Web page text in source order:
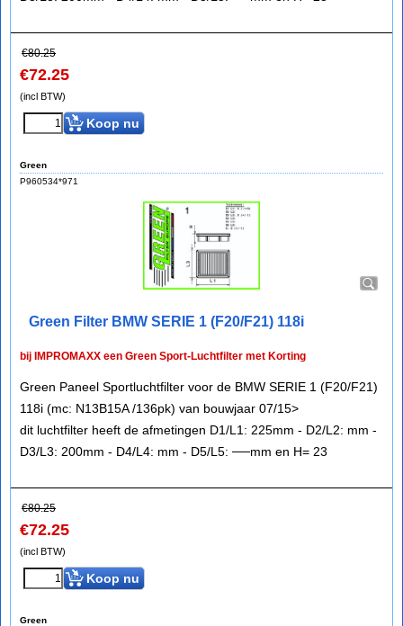
€80.25
€72.25
(incl BTW)
Koop nu
Green
P960534*971
Green Filter BMW SERIE 1 (F20/F21) 118i
bij IMPROMAXX een Green Sport-Luchtfilter met Korting
Green Paneel Sportluchtfilter voor de BMW SERIE 1 (F20/F21)
118i (mc: N13B15A /136pk) van bouwjaar 07/15>
dit luchtfilter heeft de afmetingen D1/L1: 225mm - D2/L2: mm -
D3/L3: 200mm - D4/L4: mm - D5/L5: ──mm en H= 23
€80.25
€72.25
(incl BTW)
Koop nu
Green